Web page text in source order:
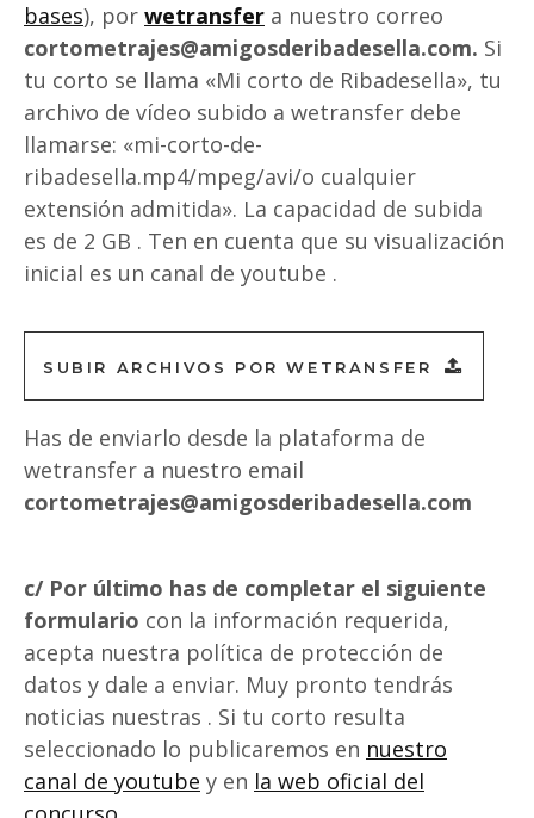
bases), por wetransfer a nuestro correo
cortometrajes@amigosderibadesella.com. Si
tu corto se llama «Mi corto de Ribadesella», tu
archivo de vídeo subido a wetransfer debe
llamarse: «mi-corto-de-
ribadesella.mp4/mpeg/avi/o cualquier
extensión admitida». La capacidad de subida
es de 2 GB . Ten en cuenta que su visualización
inicial es un canal de youtube .
SUBIR ARCHIVOS POR WETRANSFER
Has de enviarlo desde la plataforma de
wetransfer a nuestro email
cortometrajes@amigosderibadesella.com
c/ Por último has de completar el siguiente
formulario con la información requerida,
acepta nuestra política de protección de
datos y dale a enviar. Muy pronto tendrás
noticias nuestras . Si tu corto resulta
seleccionado lo publicaremos en nuestro
canal de youtube y en la web oficial del